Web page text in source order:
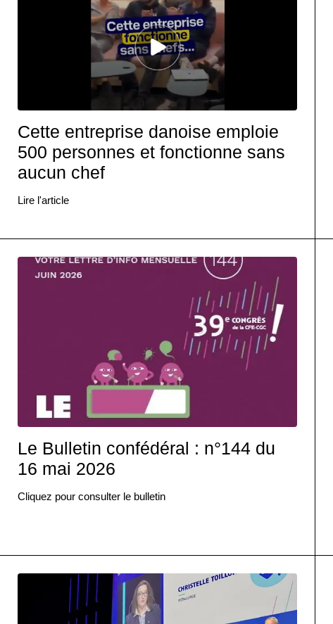
Cette entreprise danoise emploie
500 personnes et fonctionne sans
aucun chef
Lire l'article
Le Bulletin confédéral : n°144 du
16 mai 2026
Cliquez pour consulter le bulletin